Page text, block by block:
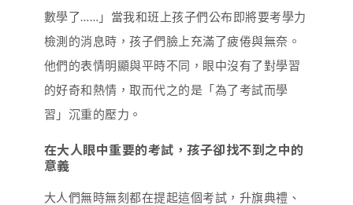
數學了……」當我和班上孩子們公布即將要考學力
檢測的消息時，孩子們臉上充滿了疲倦與無奈。
他們的表情明顯與平時不同，眼中沒有了對學習
的好奇和熱情，取而代之的是「為了考試而學
習」沉重的壓力。
在大人眼中重要的考試，孩子卻找不到之中的
意義
大人們無時無刻都在提起這個考試，升旗典禮、